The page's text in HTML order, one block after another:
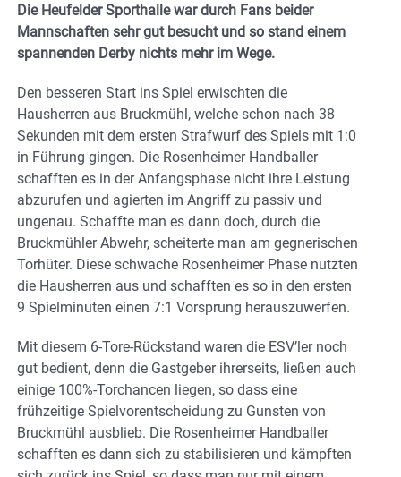
Die Heufelder Sporthalle war durch Fans beider
Mannschaften sehr gut besucht und so stand einem
spannenden Derby nichts mehr im Wege.
Den besseren Start ins Spiel erwischten die
Hausherren aus Bruckmühl, welche schon nach 38
Sekunden mit dem ersten Strafwurf des Spiels mit 1:0
in Führung gingen. Die Rosenheimer Handballer
schafften es in der Anfangsphase nicht ihre Leistung
abzurufen und agierten im Angriff zu passiv und
ungenau. Schaffte man es dann doch, durch die
Bruckmühler Abwehr, scheiterte man am gegnerischen
Torhüter. Diese schwache Rosenheimer Phase nutzten
die Hausherren aus und schafften es so in den ersten
9 Spielminuten einen 7:1 Vorsprung herauszuwerfen.
Mit diesem 6-Tore-Rückstand waren die ESV’ler noch
gut bedient, denn die Gastgeber ihrerseits, ließen auch
einige 100%-Torchancen liegen, so dass eine
frühzeitige Spielvorentscheidung zu Gunsten von
Bruckmühl ausblieb. Die Rosenheimer Handballer
schafften es dann sich zu stabilisieren und kämpften